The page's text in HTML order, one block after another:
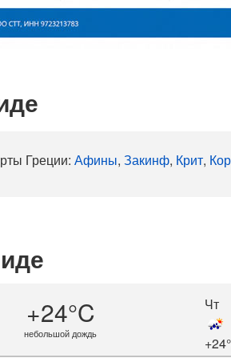
Греции: Афины, Закинф, Крит,
+24°C
небольшой дождь
Чт